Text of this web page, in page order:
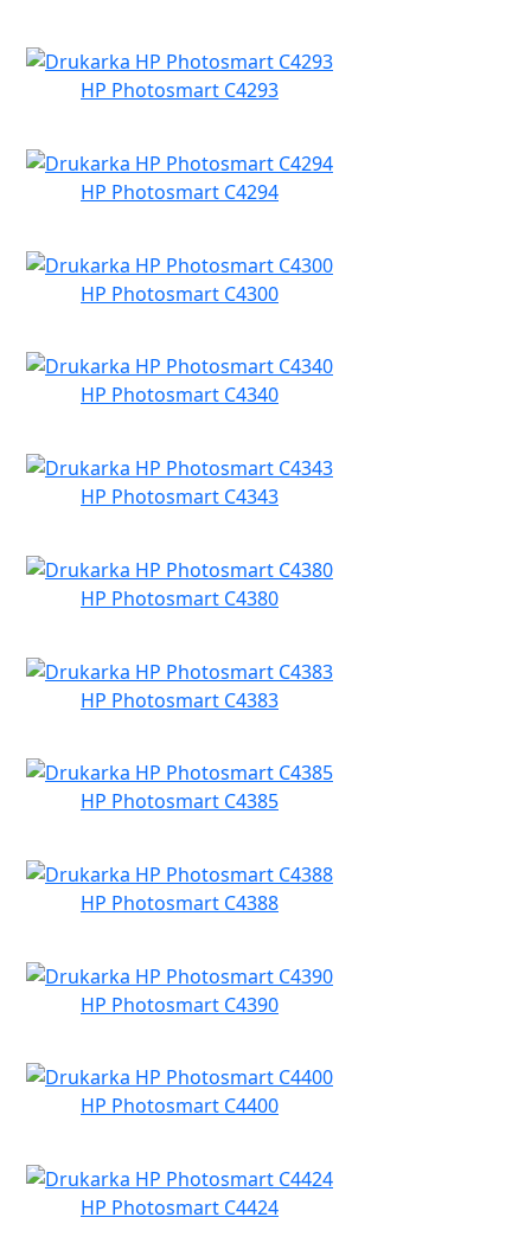
HP Photosmart C4293
HP Photosmart C4294
HP Photosmart C4300
HP Photosmart C4340
HP Photosmart C4343
HP Photosmart C4380
HP Photosmart C4383
HP Photosmart C4385
HP Photosmart C4388
HP Photosmart C4390
HP Photosmart C4400
HP Photosmart C4424